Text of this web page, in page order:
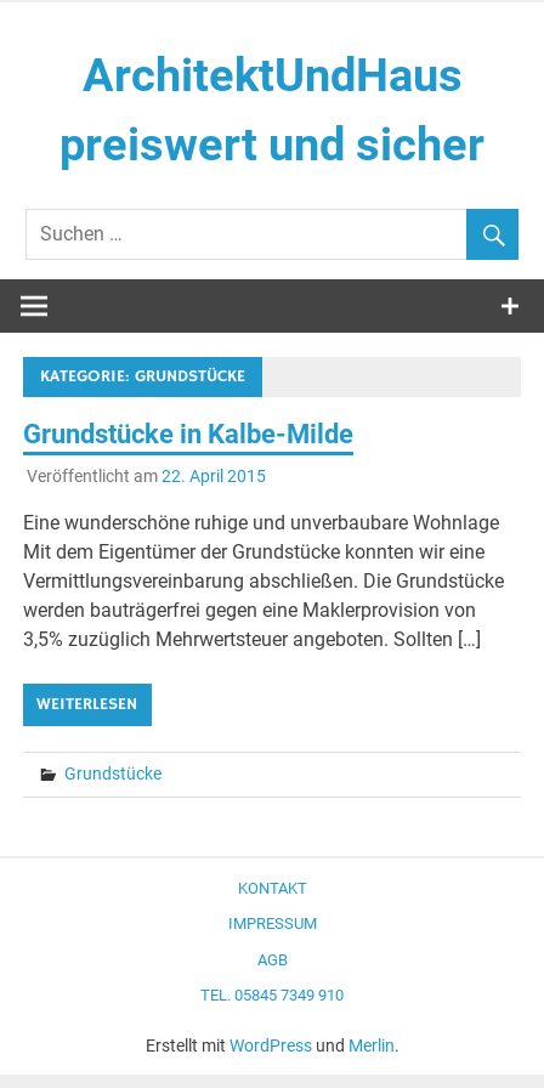
ArchitektUndHaus
preiswert und sicher
KATEGORIE:GRUNDSTÜCKE
Grundstücke in Kalbe-Milde
Veröffentlicht am22. April 2015
Eine wunderschöne ruhige und unverbaubare Wohnlage
Mit dem Eigentümer der Grundstücke konnten wir eine
Vermittlungsvereinbarung abschließen. Die Grundstücke
werden bauträgerfrei gegen eine Maklerprovision von
3,5% zuzüglich Mehrwertsteuer angeboten. Sollten […]
WEITERLESEN
Grundstücke
KONTAKT
IMPRESSUM
AGB
TEL. 05845 7349 910
Erstellt mit WordPressund Merlin.